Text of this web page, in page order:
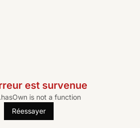
est survenue
is not a function
Réessayer